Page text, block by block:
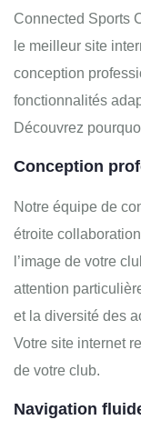
Connected Sports
le meilleur site
conception
fonctionnalités
Découvrez
Conception
Notre équipe de
étroite
l’image de votre
attention
et la diversité des
Votre site internet
de votre club.
Navigation